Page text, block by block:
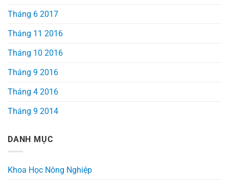
Tháng 6 2017
Tháng 11 2016
Tháng 10 2016
Tháng 9 2016
Tháng 4 2016
Tháng 9 2014
DANH MỤC
Khoa Học Nông Nghiệp